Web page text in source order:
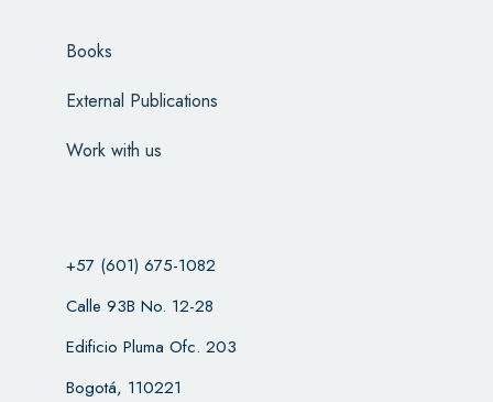
Books
External Publications
Work with us
+57 (601) 675-1082
Calle 93B No. 12-28
Edificio Pluma Ofc. 203
Bogotá, 110221